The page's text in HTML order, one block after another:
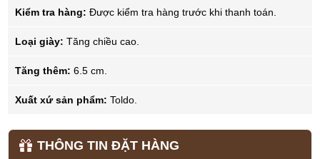
Kiểm tra hàng: Được kiểm tra hàng trước khi thanh toán.
Loại giày: Tăng chiều cao.
Tăng thêm: 6.5 cm.
Xuất xứ sản phẩm: Toldo.
THÔNG TIN ĐẶT HÀNG